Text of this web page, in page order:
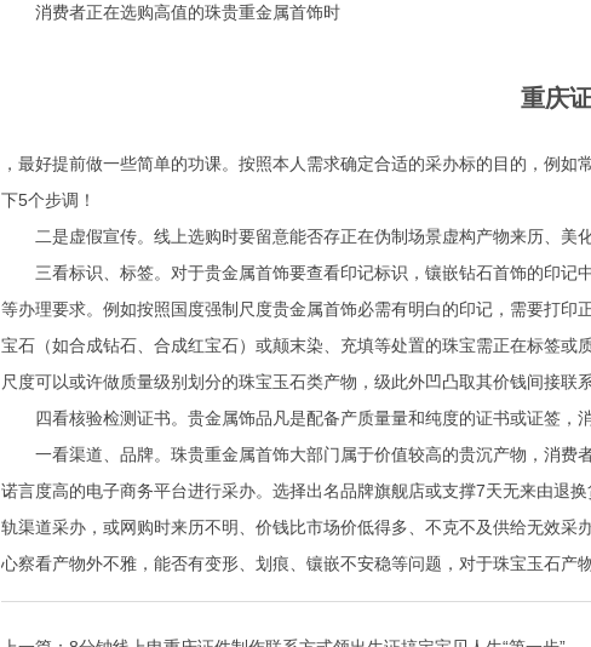
消费者正在选购高值的珠贵重金属首饰时
重庆
，最好提前做一些简单的功课。按照本人需求确定合适的采办标的目的，例
下5个步调！
二是虚假宣传。线上选购时要留意能否存正在伪制场景虚构产物来历、美
三看标识、标签。对于贵金属首饰要查看印记标识，镶嵌钻石首饰的印记
等办理要求。例如按照国度强制尺度贵金属首饰必需有明白的印记，需要打
宝石（如合成钻石、合成红宝石）或颠末染、充填等处置的珠宝需正在标签或
尺度可以或许做质量级别划分的珠宝玉石类产物，级此外凹凸取其价钱间接联
四看核验检测证书。贵金属饰品凡是配备产质量量和纯度的证书或证签，
一看渠道、品牌。珠贵重金属首饰大部门属于价值较高的贵沉产物，消费
诺言度高的电子商务平台进行采办。选择出名品牌旗舰店或支撑7天无来由退
轨渠道采办，或网购时来历不明、价钱比市场价低得多、不克不及供给无效
心察看产物外不雅，能否有变形、划痕、镶嵌不安稳等问题，对于珠宝玉石产